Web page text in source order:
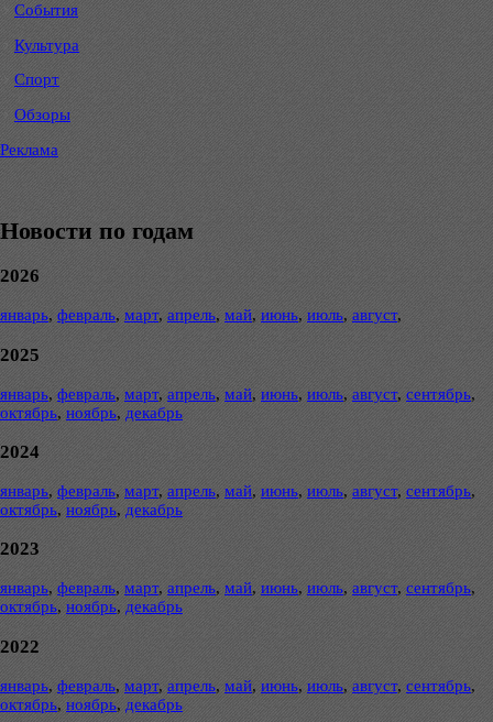
События
Культура
Спорт
Обзоры
Реклама
Новости по годам
2026
январь, февраль, март, апрель, май, июнь, июль, август,
2025
январь, февраль, март, апрель, май, июнь, июль, август, сентябрь,
октябрь, ноябрь, декабрь
2024
январь, февраль, март, апрель, май, июнь, июль, август, сентябрь,
октябрь, ноябрь, декабрь
2023
январь, февраль, март, апрель, май, июнь, июль, август, сентябрь,
октябрь, ноябрь, декабрь
2022
январь, февраль, март, апрель, май, июнь, июль, август, сентябрь,
октябрь, ноябрь, декабрь